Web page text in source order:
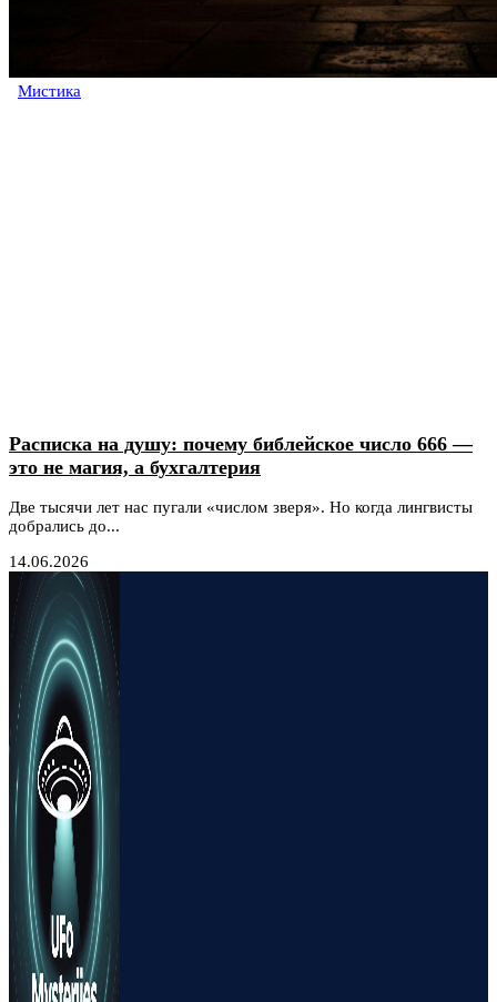
Мистика
Расписка на душу: почему библейское число 666 —
это не магия, а бухгалтерия
Две тысячи лет нас пугали «числом зверя». Но когда лингвисты
добрались до...
14.06.2026